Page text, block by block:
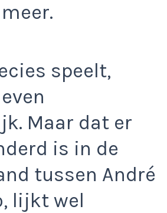
speelt,
Maar dat er
is in de
tussen André
lijkt wel